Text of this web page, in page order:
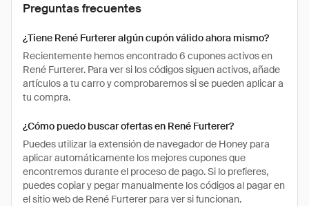
Preguntas frecuentes
¿Tiene René Furterer algún cupón válido ahora mismo?
Recientemente hemos encontrado 6 cupones activos en
René Furterer. Para ver si los códigos siguen activos, añade
artículos a tu carro y comprobaremos si se pueden aplicar a
tu compra.
¿Cómo puedo buscar ofertas en René Furterer?
Puedes utilizar la extensión de navegador de Honey para
aplicar automáticamente los mejores cupones que
encontremos durante el proceso de pago. Si lo prefieres,
puedes copiar y pegar manualmente los códigos al pagar en
el sitio web de René Furterer para ver si funcionan.